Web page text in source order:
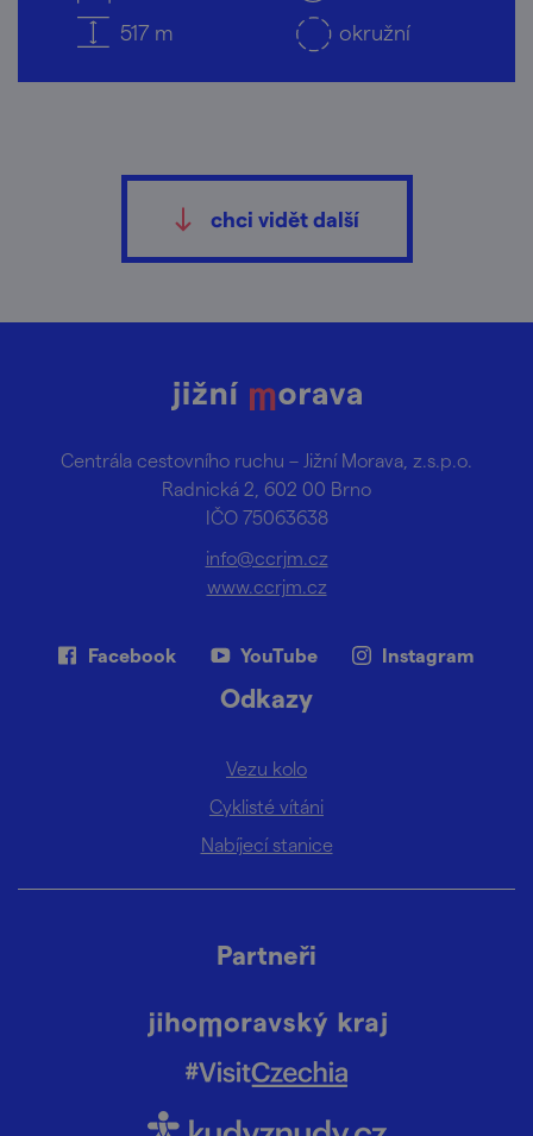
517 m
okružní
chci vidět další
Centrála cestovního ruchu – Jižní Morava, z.s.p.o.
Radnická 2, 602 00 Brno
IČO 75063638
info@ccrjm.cz
www.ccrjm.cz
Facebook YouTube Instagram
Odkazy
Vezu kolo
Cyklisté vítáni
Nabíjecí stanice
Partneři